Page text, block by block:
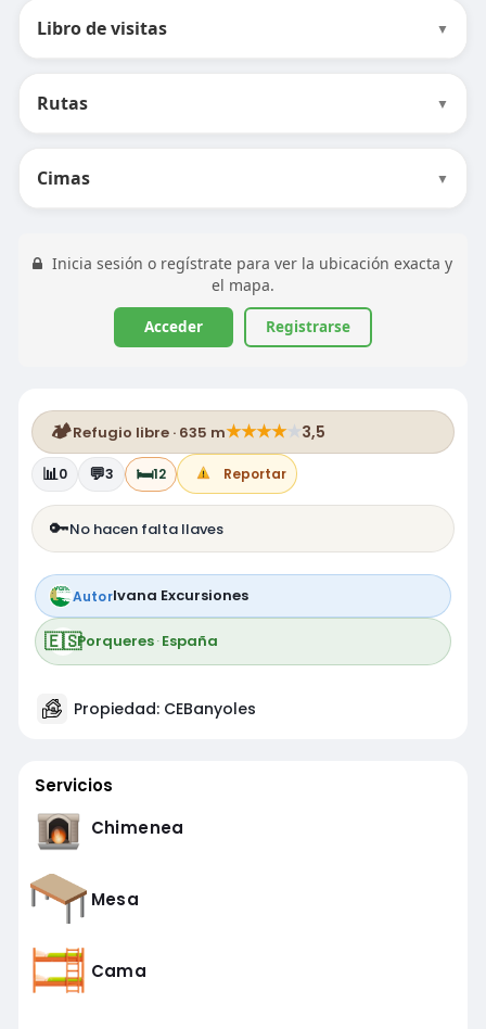
Libro de visitas ▼
Rutas ▼
Cimas ▼
Inicia sesión o regístrate para ver la ubicación exacta y
el mapa.
Acceder Registrarse
🏕️Refugio libre · 635 m★★★★★3,5
📊0 💬3 🛏️12 Reportar
🔑No hacen falta llaves
AutorIvana Excursiones
🇪🇸Porqueres·España
Propiedad: CEBanyoles
Servicios
Chimenea
Mesa
Cama